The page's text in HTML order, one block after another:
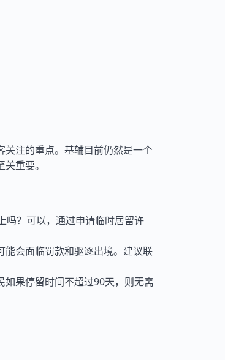
关注的重点。基辅目前仍然是一个
重要。
吗？可以，通过申请临时居留许
会面临罚款和驱逐出境。建议联
果停留时间不超过90天，则无需